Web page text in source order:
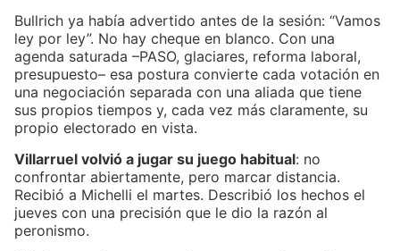
Bullrich ya había advertido antes de la sesión: “Vamos
ley por ley”. No hay cheque en blanco. Con una
agenda saturada –PASO, glaciares, reforma laboral,
presupuesto– esa postura convierte cada votación en
una negociación separada con una aliada que tiene
sus propios tiempos y, cada vez más claramente, su
propio electorado en vista.
Villarruel volvió a jugar su juego habitual: no
confrontar abiertamente, pero marcar distancia.
Recibió a Michelli el martes. Describió los hechos el
jueves con una precisión que le dio la razón al
peronismo.